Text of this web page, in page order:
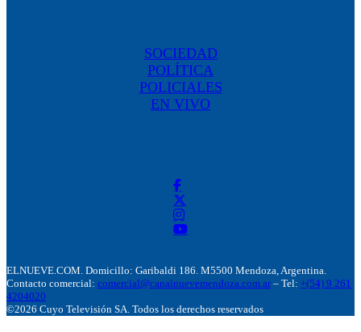
SOCIEDAD
POLÍTICA
POLICIALES
EN VIVO
ELNUEVE.COM. Domicillo: Garibaldi 186. M5500 Mendoza, Argentina.
Contacto comercial: comercial@canalnuevemendoza.com.ar – Tel: +(54) 9 261
4204020
©2026 Cuyo Televisión SA. Todos los derechos reservados